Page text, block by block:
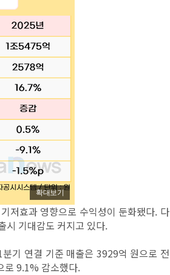
확대보기
저효과 영향으로 수익성이 둔화됐다. 다
시 기대감도 커지고 있다.
기 연결 기준 매출은 3929억 원으로 전
로 9.1% 감소했다.